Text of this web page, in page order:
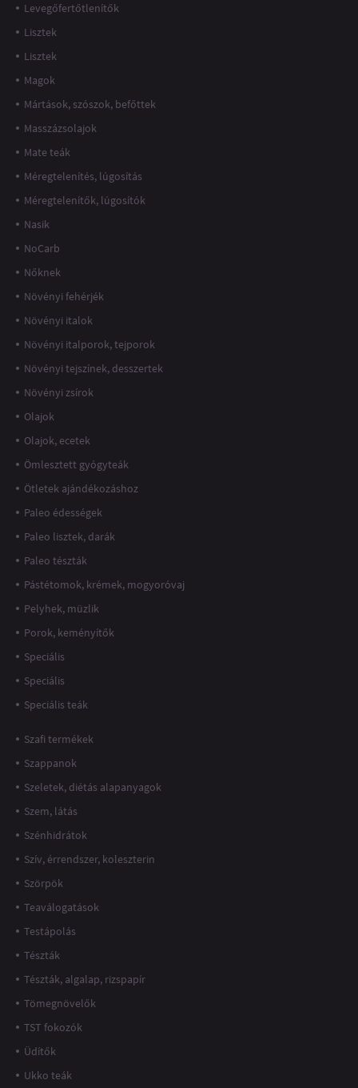
Levegőfertőtlenítők
Lisztek
Lisztek
Magok
Mártások, szószok, befőttek
Masszázsolajok
Mate teák
Méregtelenítés, lúgosítás
Méregtelenítők, lúgosítók
Nasik
NoCarb
Nőknek
Növényi fehérjék
Növényi italok
Növényi italporok, tejporok
Növényi tejszínek, desszertek
Növényi zsírok
Olajok
Olajok, ecetek
Ömlesztett gyógyteák
Ötletek ajándékozáshoz
Paleo édességek
Paleo lisztek, darák
Paleo tészták
Pástétomok, krémek, mogyoróvaj
Pelyhek, müzlik
Porok, keményítők
Speciális
Speciális
Speciális teák
Szafi termékek
Szappanok
Szeletek, diétás alapanyagok
Szem, látás
Szénhidrátok
Szív, érrendszer, koleszterin
Szörpök
Teaválogatások
Testápolás
Tészták
Tészták, algalap, rizspapír
Tömegnövelők
TST fokozók
Üdítők
Ukko teák